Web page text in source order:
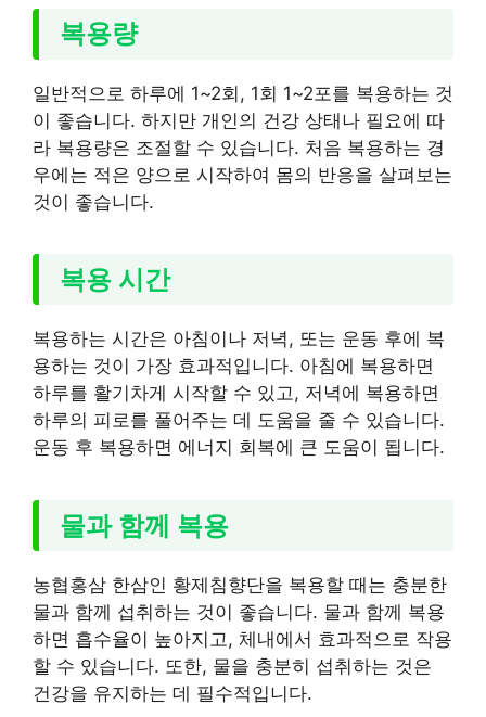
복용량
일반적으로 하루에 1~2회, 1회 1~2포를 복용하는 것
이 좋습니다. 하지만 개인의 건강 상태나 필요에 따
라 복용량은 조절할 수 있습니다. 처음 복용하는 경
우에는 적은 양으로 시작하여 몸의 반응을 살펴보는
것이 좋습니다.
복용 시간
복용하는 시간은 아침이나 저녁, 또는 운동 후에 복
용하는 것이 가장 효과적입니다. 아침에 복용하면
하루를 활기차게 시작할 수 있고, 저녁에 복용하면
하루의 피로를 풀어주는 데 도움을 줄 수 있습니다.
운동 후 복용하면 에너지 회복에 큰 도움이 됩니다.
물과 함께 복용
농협홍삼 한삼인 황제침향단을 복용할 때는 충분한
물과 함께 섭취하는 것이 좋습니다. 물과 함께 복용
하면 흡수율이 높아지고, 체내에서 효과적으로 작용
할 수 있습니다. 또한, 물을 충분히 섭취하는 것은
건강을 유지하는 데 필수적입니다.